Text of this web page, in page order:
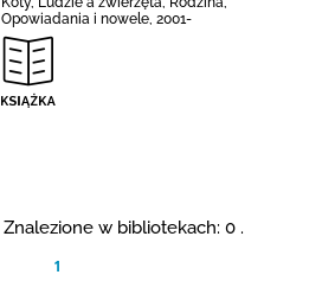
Opowiadania i nowele, 2001-
Znalezione w bibliotekach: 0 .
1